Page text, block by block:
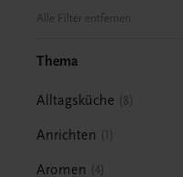
Alle Filter entfernen
Thema
Alltagsküche 8
Anrichten 1
Aromen 4